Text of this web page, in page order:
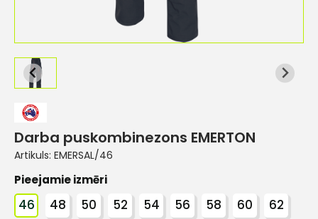
Darba puskombinezons EMERTON
Artikuls: EMERSAL/46
Pieejamie izmēri
46 48 50 52 54 56 58 60
62